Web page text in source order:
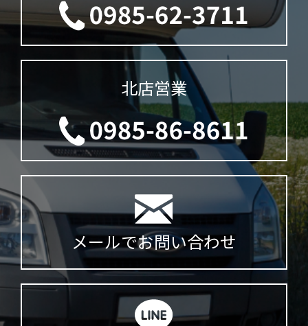
北店営業
メールでお問い合わせ